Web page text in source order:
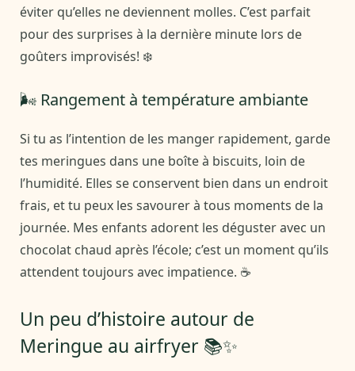
éviter qu’elles ne deviennent molles. C’est parfait
pour des surprises à la dernière minute lors de
goûters improvisés! ❄️
🌬️ Rangement à température ambiante
Si tu as l’intention de les manger rapidement, garde
tes meringues dans une boîte à biscuits, loin de
l’humidité. Elles se conservent bien dans un endroit
frais, et tu peux les savourer à tous moments de la
journée. Mes enfants adorent les déguster avec un
chocolat chaud après l’école; c’est un moment qu’ils
attendent toujours avec impatience. ☕️
Un peu d’histoire autour de
Meringue au airfryer 📚✨